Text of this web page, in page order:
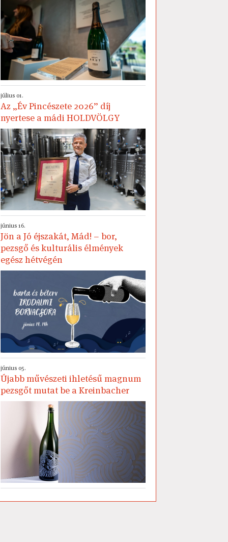
július 01.
Az „Év Pincészete 2026” díj
nyertese a mádi HOLDVÖLGY
június 16.
Jön a Jó éjszakát, Mád! – bor,
pezsgő és kulturális élmények
egész hétvégén
június 05.
Újabb művészeti ihletésű magnum
pezsgőt mutat be a Kreinbacher